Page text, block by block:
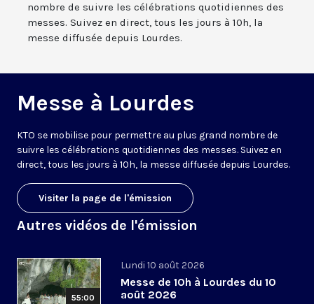
nombre de suivre les célébrations quotidiennes des
messes. Suivez en direct, tous les jours à 10h, la
messe diffusée depuis Lourdes.
Messe à Lourdes
KTO se mobilise pour permettre au plus grand nombre de
suivre les célébrations quotidiennes des messes. Suivez en
direct, tous les jours à 10h, la messe diffusée depuis Lourdes.
Visiter la page de l'émission
Autres vidéos de l'émission
55:00
Lundi 10 août 2026
Messe de 10h à Lourdes du 10
août 2026